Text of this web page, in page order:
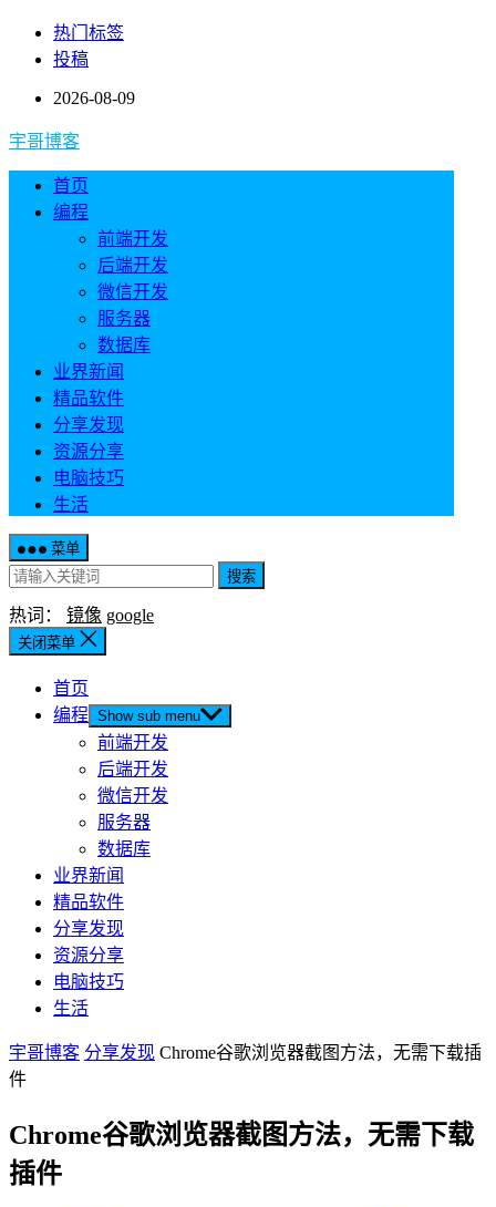
热门标签
投稿
2026-08-09
宇哥博客
首页
编程
前端开发
后端开发
微信开发
服务器
数据库
业界新闻
精品软件
分享发现
资源分享
电脑技巧
生活
菜单
搜索
热词： 镜像 google
关闭菜单
首页
编程 Show sub menu
前端开发
后端开发
微信开发
服务器
数据库
业界新闻
精品软件
分享发现
资源分享
电脑技巧
生活
宇哥博客 分享发现 Chrome谷歌浏览器截图方法，无需下载插
件
Chrome谷歌浏览器截图方法，无需下载
插件